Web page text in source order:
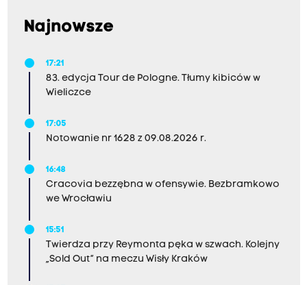
Najnowsze
17:21
83. edycja Tour de Pologne. Tłumy kibiców w
Wieliczce
17:05
Notowanie nr 1628 z 09.08.2026 r.
16:48
Cracovia bezzębna w ofensywie. Bezbramkowo
we Wrocławiu
15:51
Twierdza przy Reymonta pęka w szwach. Kolejny
„Sold Out” na meczu Wisły Kraków